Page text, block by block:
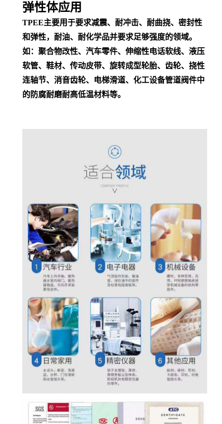
弹性体应用
TPEE主要用于要求减震、耐冲击、耐曲挠、密封性
和弹性，耐油、耐化学品并要求足够强度的领域。
如：聚合物改性、汽车零件、 伸缩性电话软线、 液压
软管、鞋材、传动皮带、旋转成型轮胎、齿轮、挠性
连轴节、消音齿轮、电梯滑道、 化工设备管道阀件中
的防腐耐磨耐高低温材料等。